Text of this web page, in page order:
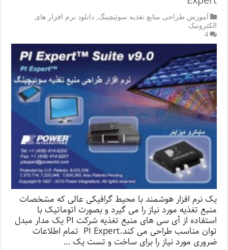
آموزش طراحی منابع تغذیه سوئیچینگ ,دانلود نرم افزار های
الکترونیک
4
یک نرم افزار هوشمند با محیط گرافیکی عالی که مشخصات
منبع تغذیه مورد نیاز را می گیرد و بصورت اتوماتیک با
استفاده از آی سی های منبع تغذیه شرکت PI یک مدار مبدل
توان مناسب طراحی می کند.PI Expert تمام اطلاعات
ضروری مورد نیاز را برای ساخت و تست یک …